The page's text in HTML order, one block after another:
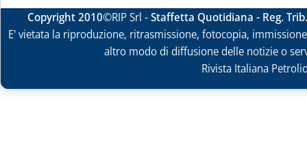
Copyright 2010©RIP Srl -Staffetta Quotidiana - Reg.
E' vietata la riproduzione, ritrasmissione, fotocopia,
altro modo di diffusione delle notizie o
Rivista Italiana